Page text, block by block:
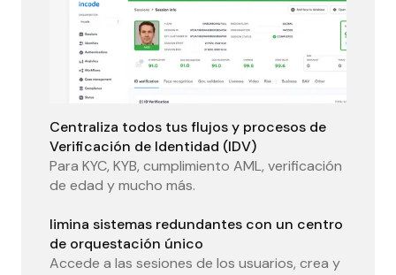
Centraliza todos tus flujos y procesos de
Verificación de Identidad (IDV)
Para KYC, KYB, cumplimiento AML, verificación
de edad y mucho más.
limina sistemas redundantes con un centro
de orquestación único
Accede a las sesiones de los usuarios, crea y